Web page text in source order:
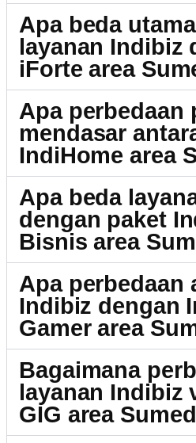
Apa beda
layanan Indibiz
iForte area
Apa perbedaan
mendasar
IndiHome area
Apa beda
dengan paket
Bisnis area
Apa perbedaan
Indibiz dengan
Gamer area
Bagaimana
layanan Indibiz
GIG area